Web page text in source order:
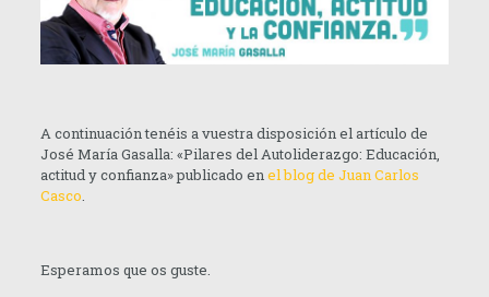
A continuación tenéis a vuestra disposición el artículo de
José María Gasalla: «Pilares del Autoliderazgo: Educación,
actitud y confianza» publicado enel blog de Juan Carlos
Casco.
Esperamos que os guste.